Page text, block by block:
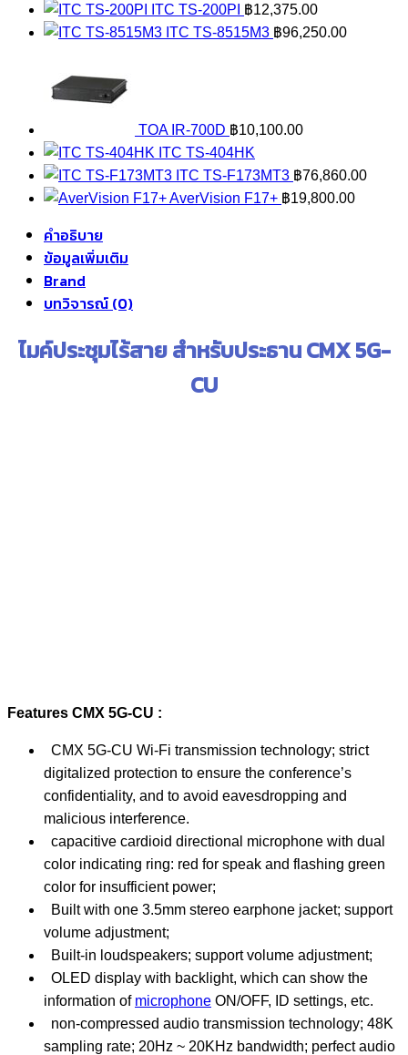
ITC TS-200PI ฿12,375.00
ITC TS-8515M3 ฿96,250.00
TOA IR-700D ฿10,100.00
ITC TS-404HK
ITC TS-F173MT3 ฿76,860.00
AverVision F17+ ฿19,800.00
คำอธิบาย
ข้อมูลเพิ่มเติม
Brand
บทวิจารณ์ (0)
ไมค์ประชุมไร้สาย สำหรับประธาน CMX 5G-
CU
Features CMX 5G-CU :
CMX 5G-CU Wi-Fi transmission technology; strict
digitalized protection to ensure the conference’s
confidentiality, and to avoid eavesdropping and
malicious interference.
capacitive cardioid directional microphone with dual
color indicating ring: red for speak and flashing green
color for insufficient power;
Built with one 3.5mm stereo earphone jacket; support
volume adjustment;
Built-in loudspeakers; support volume adjustment;
OLED display with backlight, which can show the
information of microphone ON/OFF, ID settings, etc.
non-compressed audio transmission technology; 48K
sampling rate; 20Hz ~ 20KHz bandwidth; perfect audio